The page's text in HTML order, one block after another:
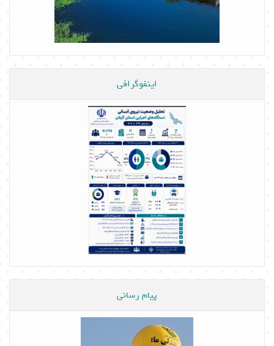
اینفوگرافی
پیام رسانی